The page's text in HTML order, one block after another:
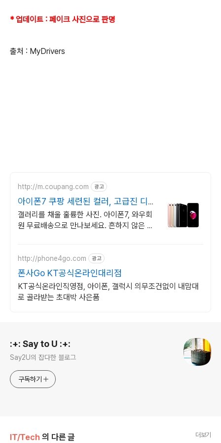
* 업데이트 : 페이크 사진으로 판명
출처 : MyDrivers
http://m.coupang.com 광고
아이폰7 쿠팡 세련된 컬러, 고급진 디
자인
갤러리를 채울 훌륭한 사진. 아이폰7, 와우회
원 무료배송으로 만나보세요. 흔하지 않은 특
http://phone4go.com 광고
폰사Go KT공식온라인대리점
KT공식온라인직영점, 아이폰, 갤럭시 의무조건없이 내맘대
로 골라받는 초대박 사은품
:+: Say to U :+:
Say2U의 잡다한 블로그
구독하기
IT/Tech 의 다른 글 더보기